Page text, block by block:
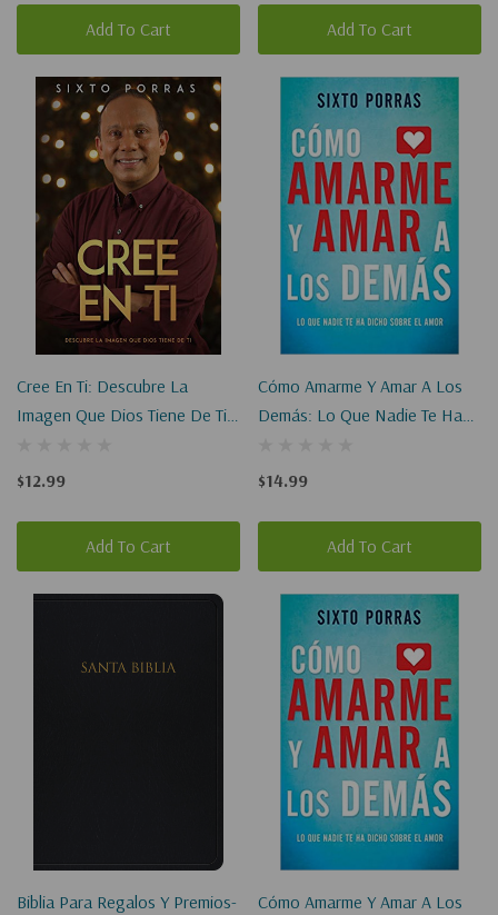
Add To Cart Add To Cart
Cree En Ti: Descubre La
Imagen Que Dios Tiene De Ti
$12.99
Add To Cart
Cómo Amarme Y Amar A Los
Demás: Lo Que Nadie Te Ha
EBook)
$14.99
Add To Cart
Biblia Para Regalos Y Premios-
Cómo Amarme Y Amar A Los